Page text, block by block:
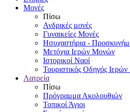
Μονές
Πίσω
Ανδρικές μονές
Γυναικείες Μονές
Ησυχαστήρια -
Μετόχια Ιερών Μονών
Ιστορικοί Ναοί
Τουριστικός Οδηγός
Λατρεία
Πίσω
Πρόγραμμα Ακολουθιών
Τοπικοί Άγιοι